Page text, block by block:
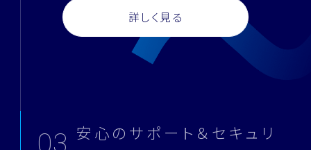
詳しく見る
安心のサポート＆セキュリ